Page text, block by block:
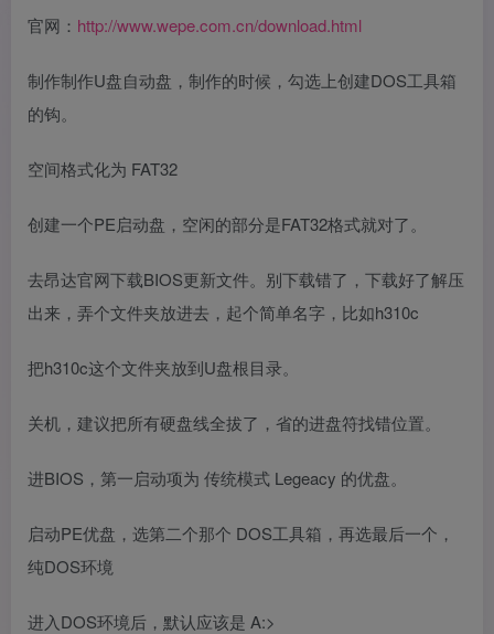
官网： http://www.wepe.com.cn/download.html
制作制作U盘自动盘，制作的时候，勾选上创建DOS工具箱
的钩。
空间格式化为 FAT32
创建一个PE启动盘，空闲的部分是FAT32格式就对了。
去昂达官网下载BIOS更新文件。别下载错了，下载好了解压
出来，弄个文件夹放进去，起个简单名字，比如h310c
把h310c这个文件夹放到U盘根目录。
关机，建议把所有硬盘线全拔了，省的进盘符找错位置。
进BIOS，第一启动项为 传统模式 Legeacy 的优盘。
启动PE优盘，选第二个那个 DOS工具箱，再选最后一个，
纯DOS环境
进入DOS环境后，默认应该是 A:>